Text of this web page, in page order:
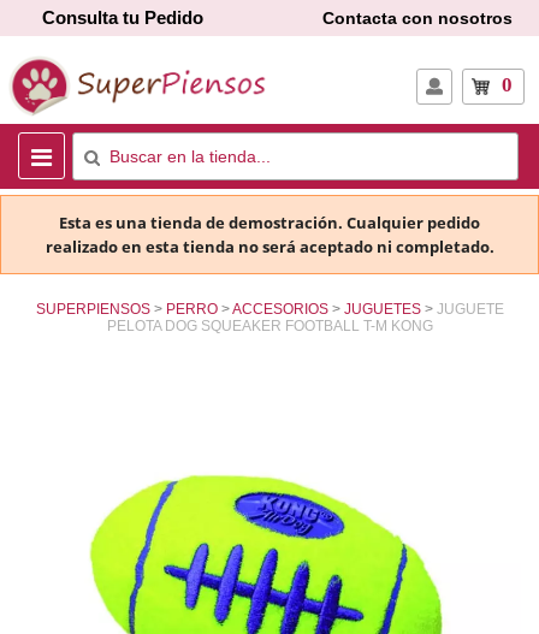
Consulta tu Pedido Contacta con nosotros
0
Esta es una tienda de demostración. Cualquier pedido
realizado en esta tienda no será aceptado ni completado.
SUPERPIENSOS PERRO ACCESORIOS JUGUETES
JUGUETE
PELOTA DOG SQUEAKER FOOTBALL T-M KONG